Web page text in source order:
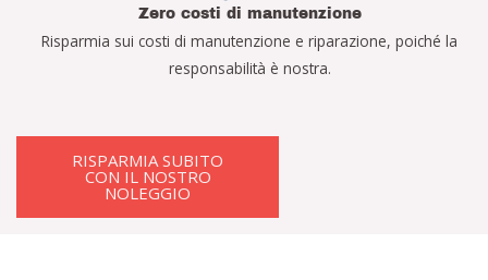
Zero costi di manutenzione
Risparmia sui costi di manutenzione e riparazione, poiché la
responsabilità è nostra.
RISPARMIA SUBITO
CON IL NOSTRO
NOLEGGIO